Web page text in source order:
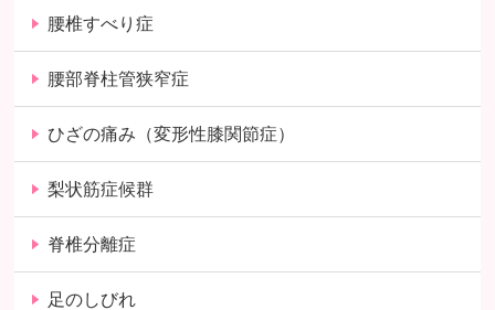
腰椎すべり症
腰部脊柱管狭窄症
ひざの痛み（変形性膝関節症）
梨状筋症候群
脊椎分離症
足のしびれ